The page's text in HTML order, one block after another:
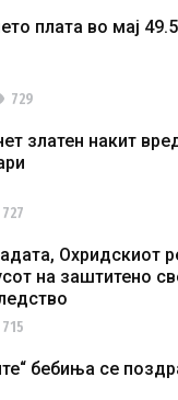
плата во мај
729
златен накит
727
Охридскиот
на заштитено
715
бебиња се